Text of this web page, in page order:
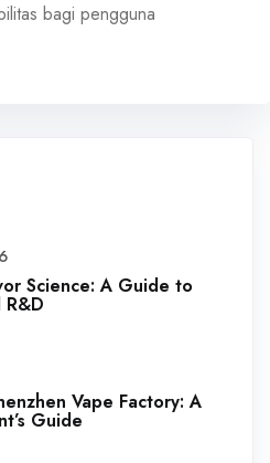
bagi pengguna
Science: A Guide to
R&D
Vape Factory: A
Guide